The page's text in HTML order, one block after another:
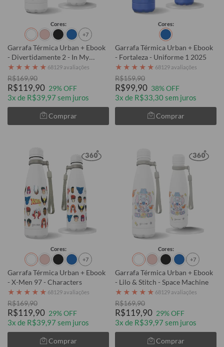
Cores:
+7
Garrafa Térmica Urban + Ebook
- Divertidamente 2 - In My
Emotional Adventure
★ ★ ★ ★ ★ 68129 avaliações
R$169,90
R$119,90 29% OFF
3x de R$39,97 sem juros
Comprar
Cores:
Garrafa Térmica Urban + Ebook
- Fortaleza - Uniforme 1 2025
★ ★ ★ ★ ★ 68129 avaliações
R$159,90
R$99,90 38% OFF
3x de R$33,30 sem juros
Comprar
Cores:
+7
Garrafa Térmica Urban + Ebook
- X-Men 97 - Characters
★ ★ ★ ★ ★ 68129 avaliações
R$169,90
R$119,90 29% OFF
3x de R$39,97 sem juros
Comprar
Cores:
+7
Garrafa Térmica Urban + Ebook
- Lilo & Stitch - Space Machine
★ ★ ★ ★ ★ 68129 avaliações
R$169,90
R$119,90 29% OFF
3x de R$39,97 sem juros
Comprar